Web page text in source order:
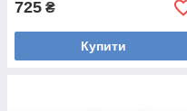
725 ₴
Купити